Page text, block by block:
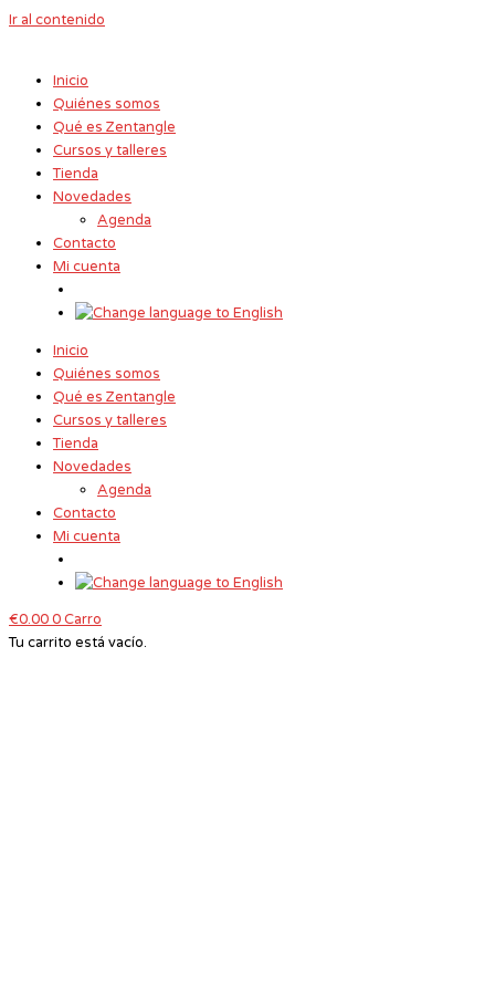
Ir al contenido
Inicio
Quiénes somos
Qué es Zentangle
Cursos y talleres
Tienda
Novedades
Agenda
Contacto
Mi cuenta
Inicio
Quiénes somos
Qué es Zentangle
Cursos y talleres
Tienda
Novedades
Agenda
Contacto
Mi cuenta
€0.000Carro
Tu carrito está vacío.